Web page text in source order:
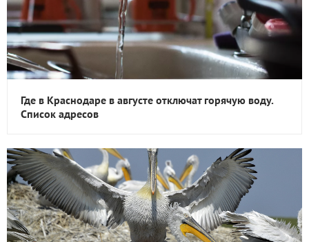
Где в Краснодаре в августе отключат горячую воду.
Список адресов